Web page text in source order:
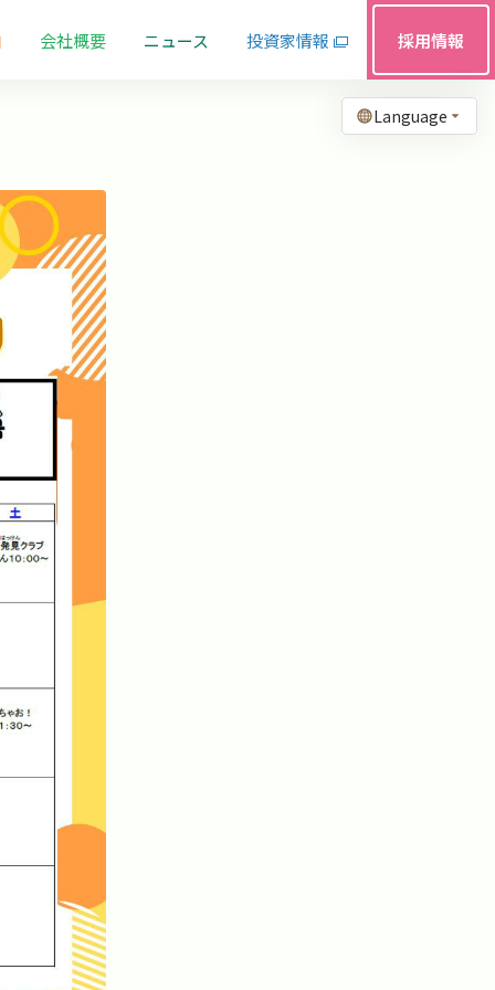
Language
会社概要 ニュース 投資家情報 採用情報